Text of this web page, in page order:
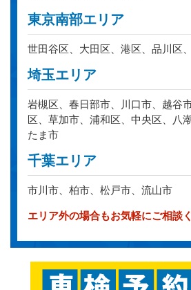
東京南部エリア
世田谷区、大田区、港区、品川区
埼玉エリア
岩槻区、春日部市、川口市、越谷
区、草加市、浦和区、中央区、八
たま市
千葉エリア
市川市、柏市、松戸市、流山市
エリア外の場合もお気軽にご相談